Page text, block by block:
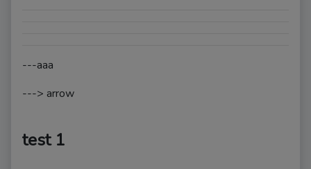
---aaa
---> arrow
test 1